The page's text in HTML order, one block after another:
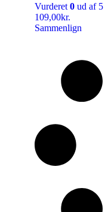
Vurderet 0 ud af 5
109,00kr.
Sammenlign